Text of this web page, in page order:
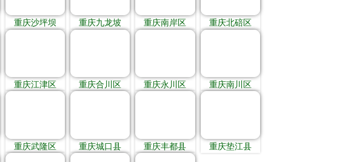
重庆沙坪坝 重庆九龙坡 重庆南岸区 重庆北碚区
重庆江津区 重庆合川区 重庆永川区 重庆南川区
重庆武隆区 重庆城口县 重庆丰都县 重庆垫江县